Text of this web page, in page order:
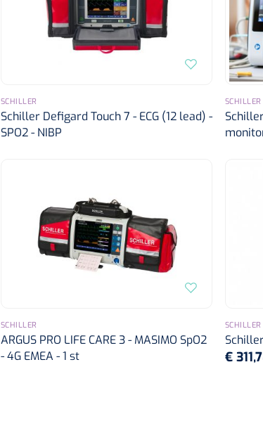
SCHILLER
Schiller Defigard Touch 7 - ECG (12 lead) -
SPO2 - NIBP
SCHILLER
SCHILLER
ARGUS PRO LIFE CARE 3 - MASIMO SpO2
- 4G EMEA - 1 st
SCHILLER
€